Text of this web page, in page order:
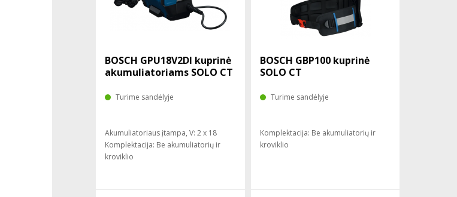
BOSCH GPU18V2DI kuprinė
akumuliatoriams SOLO CT
Turime sandėlyje
Akumuliatoriaus įtampa, V: 2 x 18
Komplektacija: Be akumuliatorių ir
kroviklio
BOSCH GBP100 kuprinė
SOLO CT
Turime sandėlyje
Komplektacija: Be akumuliatorių ir
kroviklio